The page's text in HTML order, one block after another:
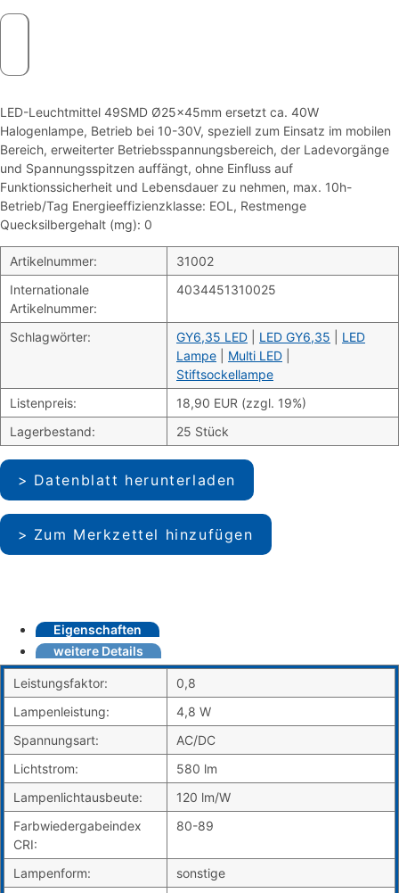
LED-Leuchtmittel 49SMD Ø25x45mm ersetzt ca. 40W
Halogenlampe, Betrieb bei 10-30V, speziell zum Einsatz im mobilen
Bereich, erweiterter Betriebsspannungsbereich, der Ladevorgänge
und Spannungsspitzen auffängt, ohne Einfluss auf
Funktionssicherheit und Lebensdauer zu nehmen, max. 10h-
Betrieb/Tag Energieeffizienzklasse: EOL, Restmenge
Quecksilbergehalt (mg): 0
Artikelnummer:
31002
Internationale
Artikelnummer:
4034451310025
Schlagwörter: GY6,35 LED LED GY6,35
LED
Lampe
Multi LED
Stiftsockellampe
Listenpreis:
18,90 EUR (zzgl. 19%)
Lagerbestand:
25 Stück
Datenblatt herunterladen
Zum Merkzettel hinzufügen
Eigenschaften
weitere Details
Leistungsfaktor:
0,8
Lampenleistung:
4,8 W
Spannungsart:
AC/DC
Lichtstrom:
580 lm
Lampenlichtausbeute:
120 lm/W
Farbwiedergabeindex
CRI:
80-89
Lampenform:
sonstige